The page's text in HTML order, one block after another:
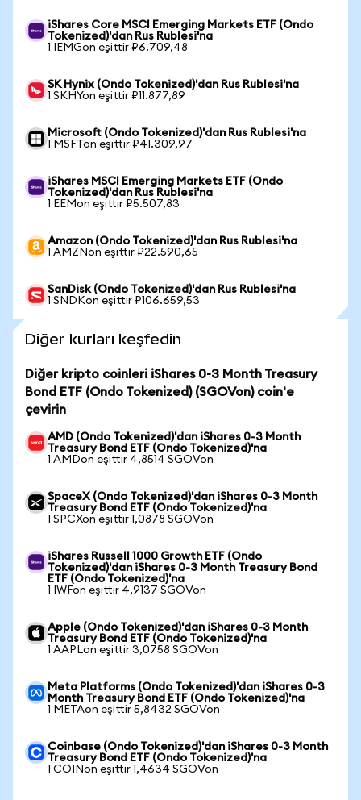
iShares Core MSCI Emerging Markets ETF (Ondo
Tokenized)'dan Rus Rublesi'na
1 IEMGon eşittir ₽6.709,48
SK Hynix (Ondo Tokenized)'dan Rus Rublesi'na
1 SKHYon eşittir ₽11.877,89
Microsoft (Ondo Tokenized)'dan Rus Rublesi'na
1 MSFTon eşittir ₽41.309,97
iShares MSCI Emerging Markets ETF (Ondo
Tokenized)'dan Rus Rublesi'na
1 EEMon eşittir ₽5.507,83
Amazon (Ondo Tokenized)'dan Rus Rublesi'na
1 AMZNon eşittir ₽22.590,65
SanDisk (Ondo Tokenized)'dan Rus Rublesi'na
1 SNDKon eşittir ₽106.659,53
Diğer kurları keşfedin
Diğer kripto coinleri iShares 0-3 Month Treasury
Bond ETF (Ondo Tokenized) (SGOVon) coin'e
çevirin
AMD (Ondo Tokenized)'dan iShares 0-3 Month
Treasury Bond ETF (Ondo Tokenized)'na
1 AMDon eşittir 4,8514 SGOVon
SpaceX (Ondo Tokenized)'dan iShares 0-3 Month
Treasury Bond ETF (Ondo Tokenized)'na
1 SPCXon eşittir 1,0878 SGOVon
iShares Russell 1000 Growth ETF (Ondo
Tokenized)'dan iShares 0-3 Month Treasury Bond
ETF (Ondo Tokenized)'na
1 IWFon eşittir 4,9137 SGOVon
Apple (Ondo Tokenized)'dan iShares 0-3 Month
Treasury Bond ETF (Ondo Tokenized)'na
1 AAPLon eşittir 3,0758 SGOVon
Meta Platforms (Ondo Tokenized)'dan iShares 0-3
Month Treasury Bond ETF (Ondo Tokenized)'na
1 METAon eşittir 5,8432 SGOVon
Coinbase (Ondo Tokenized)'dan iShares 0-3 Month
Treasury Bond ETF (Ondo Tokenized)'na
1 COINon eşittir 1,4634 SGOVon